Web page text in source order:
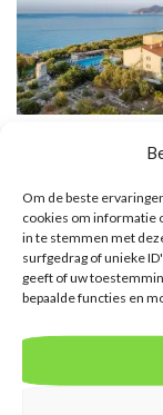
Om de beste
cookies om informatie
in te stemmen met
surfgedrag of unieke
geeft of uw
bepaalde functies en
Doryssa
5uit 5
€974,00
Doryssa Seaside
Pythagorion. U boekt
direct bij onze
vanaf EUR 974.00